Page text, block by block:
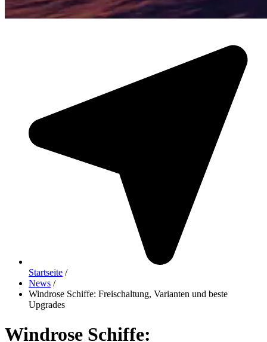
Startseite /
News /
Windrose Schiffe: Freischaltung, Varianten und beste
Upgrades
Windrose Schiffe: